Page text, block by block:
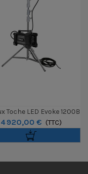
Toche LED Evoke 1200B
Avec Valise
4 920,00 € (TTC)